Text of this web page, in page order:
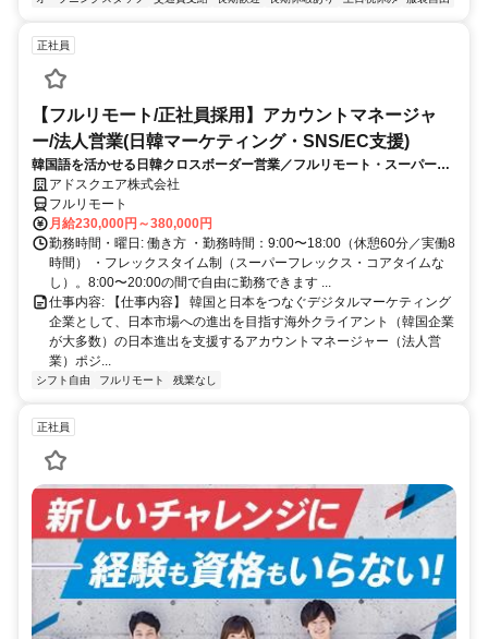
正社員
【フルリモート/正社員採用】アカウントマネージャ
ー/法人営業(日韓マーケティング・SNS/EC支援)
韓国語を活かせる日韓クロスボーダー営業／フルリモート・スーパーフ
レックス
アドスクエア株式会社
フルリモート
月給230,000円～380,000円
勤務時間・曜日: 働き方 ・勤務時間：9:00〜18:00（休憩60分／実働8
時間） ・フレックスタイム制（スーパーフレックス・コアタイムな
し）。8:00〜20:00の間で自由に勤務できます ...
仕事内容: 【仕事内容】 韓国と日本をつなぐデジタルマーケティング
企業として、日本市場への進出を目指す海外クライアント（韓国企業
が大多数）の日本進出を支援するアカウントマネージャー（法人営
業）ポジ...
シフト自由 フルリモート 残業なし
正社員